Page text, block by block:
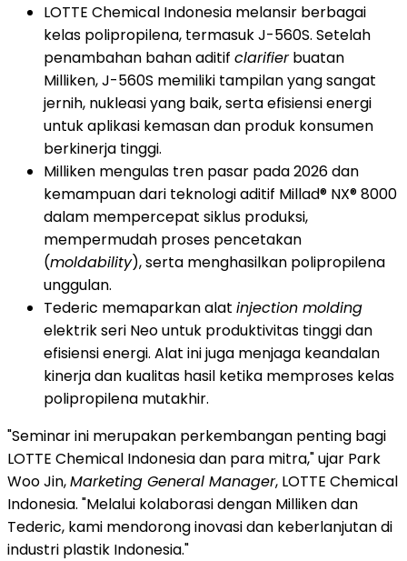
LOTTE Chemical Indonesia melansir berbagai
kelas polipropilena, termasuk J-560S. Setelah
penambahan bahan aditif clarifierbuatan
Milliken, J-560S memiliki tampilan yang sangat
jernih, nukleasi yang baik, serta efisiensi energi
untuk aplikasi kemasan dan produk konsumen
berkinerja tinggi.
Milliken mengulas tren pasar pada 2026 dan
kemampuan dari teknologi aditif Millad® NX® 8000
dalam mempercepat siklus produksi,
mempermudah proses pencetakan
(moldability), serta menghasilkan polipropilena
unggulan.
Tederic memaparkan alat injection molding
elektrik seri Neo untuk produktivitas tinggi dan
efisiensi energi. Alat ini juga menjaga keandalan
kinerja dan kualitas hasil ketika memproses kelas
polipropilena mutakhir.
"Seminar ini merupakan perkembangan penting bagi
LOTTE Chemical Indonesia dan para mitra," ujar Park
Woo Jin,Marketing General Manager, LOTTE Chemical
Indonesia. "Melalui kolaborasi dengan Milliken dan
Tederic, kami mendorong inovasi dan keberlanjutan di
industri plastik Indonesia."